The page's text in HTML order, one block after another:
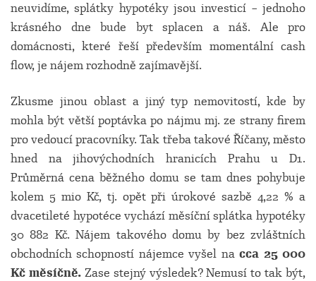
neuvidíme, splátky hypotéky jsou investicí – jednoho
krásného dne bude byt splacen a náš. Ale pro
domácnosti, které řeší především momentální cash
flow, je nájem rozhodně zajímavější.
Zkusme jinou oblast a jiný typ nemovitostí, kde by
mohla být větší poptávka po nájmu mj. ze strany firem
pro vedoucí pracovníky. Tak třeba takové Říčany, město
hned na jihovýchodních hranicích Prahu u D1.
Průměrná cena běžného domu se tam dnes pohybuje
kolem 5 mio Kč, tj. opět při úrokové sazbě 4,22 % a
dvacetileté hypotéce vychází měsíční splátka hypotéky
30 882 Kč. Nájem takového domu by bez zvláštních
obchodních schopností nájemce vyšel nacca 25 000
Kč měsíčně.Zase stejný výsledek? Nemusí to tak být,